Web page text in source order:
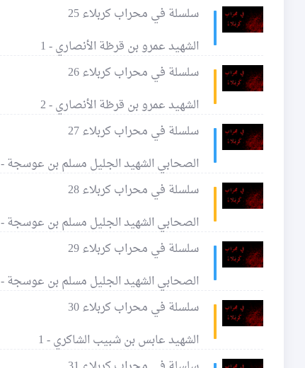
سلسلة في محراب كربلاء 25
الشهيد عمرو بن قرظة الأنصاري - 1
سلسلة في محراب كربلاء 26
الشهيد عمرو بن قرظة الأنصاري - 2
سلسلة في محراب كربلاء 27
الصحابي الشهيد الجليل مسلم بن عوسجة - 1
سلسلة في محراب كربلاء 28
الصحابي الشهيد الجليل مسلم بن عوسجة - 2
سلسلة في محراب كربلاء 29
الصحابي الشهيد الجليل مسلم بن عوسجة - 3
سلسلة في محراب كربلاء 30
الشهيد عابس بن شبيب الشاكري - 1